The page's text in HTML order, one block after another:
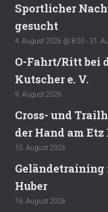
Sportlicher
gesucht
4. August 2026 @ 8:00 - 31.
O-Fahrt/Ritt bei
Kutscher e. V.
9. August 2026
Cross- und
der Hand am Etz
15. August 2026
Huber
16. August 2026